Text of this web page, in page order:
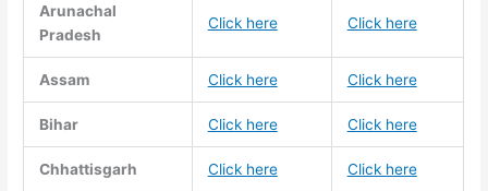
Arunachal
Pradesh
Click here Click here
Assam Click here Click here
Bihar Click here Click here
Chhattisgarh Click here Click here